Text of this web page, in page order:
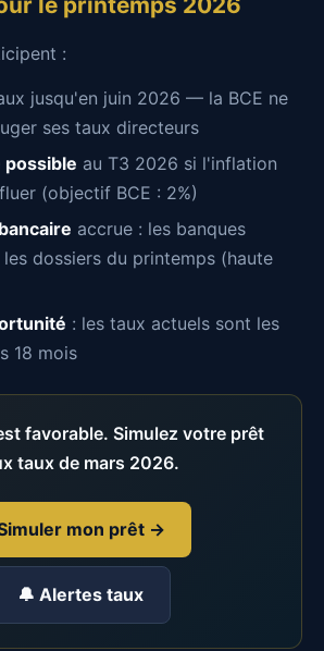
:
jusqu'en juin 2026 — la BCE ne
ses taux directeurs
possible au T3 2026 si l'inflation
(objectif BCE : 2%)
accrue : les banques
dossiers du printemps (haute
: les taux actuels sont les
18 mois
favorable. Simulez votre prêt
taux de mars 2026.
mon prêt →
🔔 Alertes taux